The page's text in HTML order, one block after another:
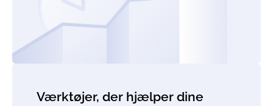
Værktøjer, der hjælper dine